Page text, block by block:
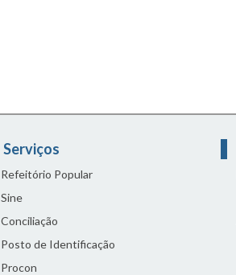
Serviços
Refeitório Popular
Sine
Conciliação
Posto de Identificação
Procon